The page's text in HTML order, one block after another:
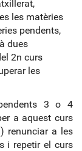
les matèries
pendents,
dues
2n curs
les
3 o 4
a aquest curs
renunciar a les
i repetir el curs